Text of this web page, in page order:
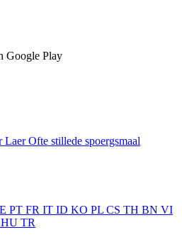
Google Play
LaerOfte stillede spoergsmaal
PT FR IT ID KO PL CS TH BN VI
HU TR